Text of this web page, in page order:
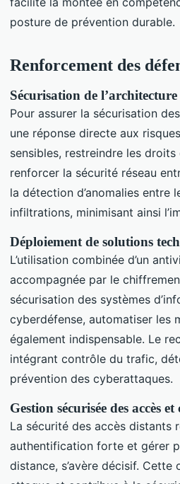
posture de prévention durable.
Renforcement des
Sécurisation de
Pour assurer la sécurisation
une réponse directe aux
sensibles, restreindre les
renforcer la sécurité réseau
la détection d’anomalies entre
infiltrations, minimisant ainsi
Déploiement de solutions
L’utilisation combinée d’un
accompagnée par le
sécurisation des systèmes
cyberdéfense, automatiser les
également indispensable. Le
intégrant contrôle du trafic,
prévention des cyberattaques.
Gestion sécurisée des accès
La sécurité des accès distants
authentification forte et gérer
distance, s’avère décisif.